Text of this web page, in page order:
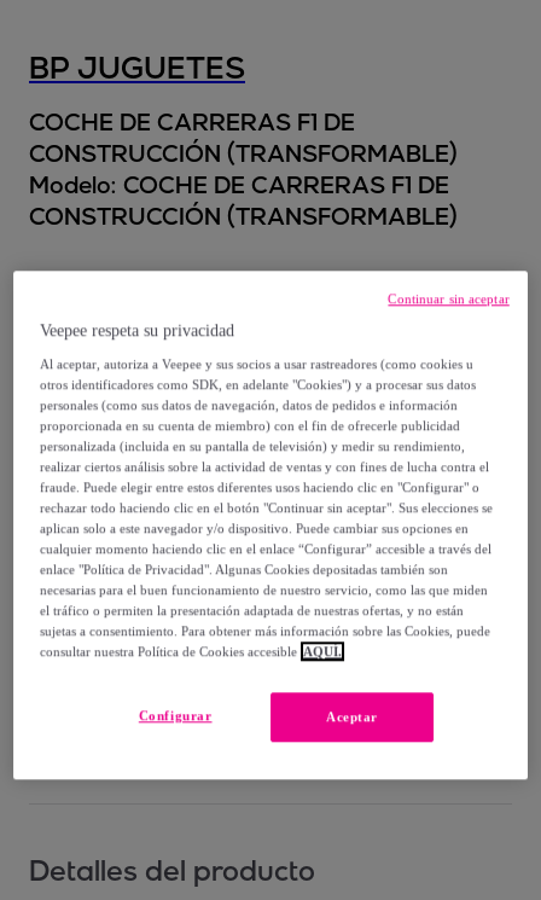
BP JUGUETES
COCHE DE CARRERAS F1 DE
CONSTRUCCIÓN (TRANSFORMABLE)
Modelo: COCHE DE CARRERAS F1 DE
CONSTRUCCIÓN (TRANSFORMABLE)
17,50 €
25,00 €
-30%
Vendido porT.A TOY
Entrega
Envío gratis
Entrega: Entre el24/08y el27/08
¿Cómo funciona?
Detalles del producto
Veepee respeta su privacidad
Al aceptar, autoriza a Veepee y sus socios a usar rastreadores (como cookies u
otros identificadores como SDK, en adelante "Cookies") y a procesar sus datos
personales (como sus datos de navegación, datos de pedidos e información
proporcionada en su cuenta de miembro) con el fin de ofrecerle publicidad
personalizada (incluida en su pantalla de televisión) y medir su rendimiento,
realizar ciertos análisis sobre la actividad de ventas y con fines de lucha contra el
fraude. Puede elegir entre estos diferentes usos haciendo clic en "Configurar" o
rechazar todo haciendo clic en el botón "Continuar sin aceptar". Sus elecciones se
aplican solo a este navegador y/o dispositivo. Puede cambiar sus opciones en
cualquier momento haciendo clic en el enlace “Configurar” accesible a través del
enlace "Política de Privacidad". Algunas Cookies depositadas también son
necesarias para el buen funcionamiento de nuestro servicio, como las que miden
el tráfico o permiten la presentación adaptada de nuestras ofertas, y no están
sujetas a consentimiento. Para obtener más información sobre las Cookies, puede
consultar nuestra Política de Cookies accesible AQUÍ.
Aceptar
Configurar
Continuar sin aceptar